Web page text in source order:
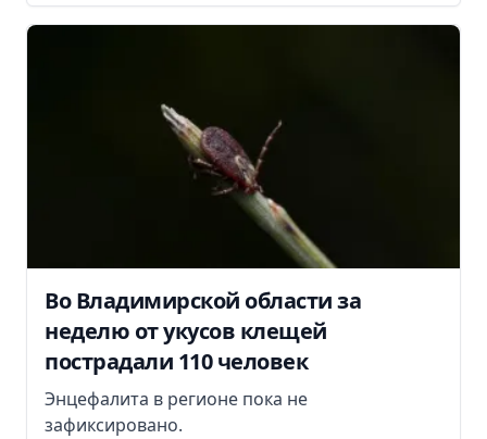
Во Владимирской области за
неделю от укусов клещей
пострадали 110 человек
Энцефалита в регионе пока не
зафиксировано.